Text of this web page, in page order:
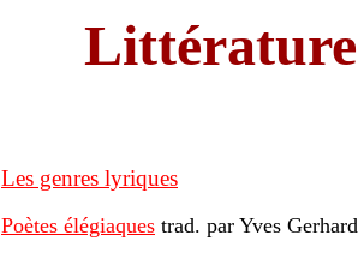
Les genres lyriques
Poètes élégiaques trad. par Yves Gerhard